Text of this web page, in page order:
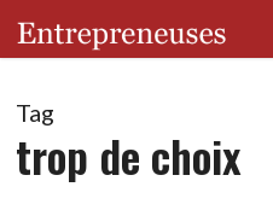
content
Tag
trop de choix